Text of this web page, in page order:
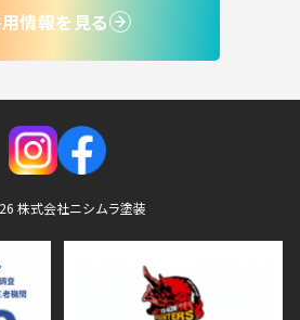
情報を見る
株式会社ニシムラ塗装